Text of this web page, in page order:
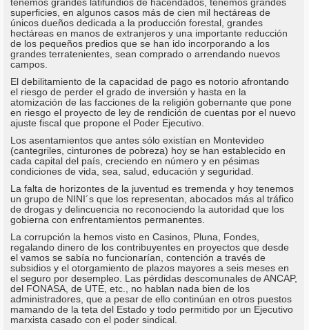
superficies, en algunos casos más de cien mil hectáreas de
únicos dueños dedicada a la producción forestal, grandes
hectáreas en manos de extranjeros y una importante reducción
de los pequeños predios que se han ido incorporando a los
grandes terratenientes, sean comprado o arrendando nuevos
campos.
El debilitamiento de la capacidad de pago es notorio afrontando
el riesgo de perder el grado de inversión y hasta en la
atomización de las facciones de la religión gobernante que pone
en riesgo el proyecto de ley de rendición de cuentas por el nuevo
ajuste fiscal que propone el Poder Ejecutivo.
Los asentamientos que antes sólo existían en Montevideo
(cantegriles, cinturones de pobreza) hoy se han establecido en
cada capital del país, creciendo en número y en pésimas
condiciones de vida, sea, salud, educación y seguridad.
La falta de horizontes de la juventud es tremenda y hoy tenemos
un grupo de NINI´s que los representan, abocados más al tráfico
de drogas y delincuencia no reconociendo la autoridad que los
gobierna con enfrentamientos permanentes.
La corrupción la hemos visto en Casinos, Pluna, Fondes,
regalando dinero de los contribuyentes en proyectos que desde
el vamos se sabía no funcionarían, contención a través de
subsidios y el otorgamiento de plazos mayores a seis meses en
el seguro por desempleo. Las pérdidas descomunales de ANCAP,
del FONASA, de UTE, etc., no hablan nada bien de los
administradores, que a pesar de ello continúan en otros puestos
mamando de la teta del Estado y todo permitido por un Ejecutivo
marxista casado con el poder sindical.